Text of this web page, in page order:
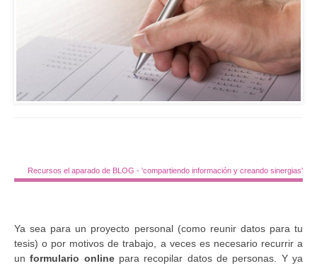
Recursos el aparado de BLOG - 'compartiendo información y creando sinergias'
Ya sea para un proyecto personal (como reunir datos para tu
tesis) o por motivos de trabajo, a veces es necesario recurrir a
unformulario onlinepara recopilar datos de personas. Y ya